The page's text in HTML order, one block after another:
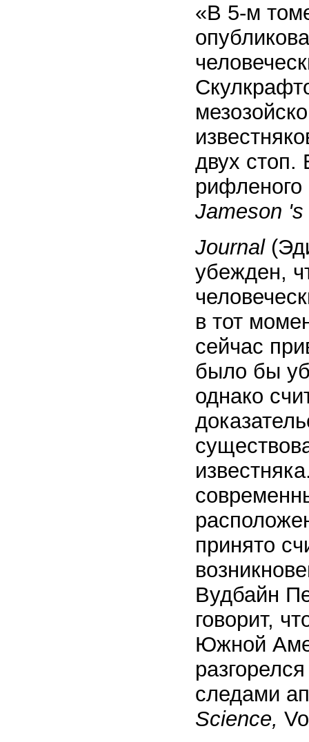
«В 5-м
двух
рифленого
Jameson
Journal
убежден,
в тот
сейчас
было бы
однако
принято
Вудбайн
говорит,
Южной
следами
Science,